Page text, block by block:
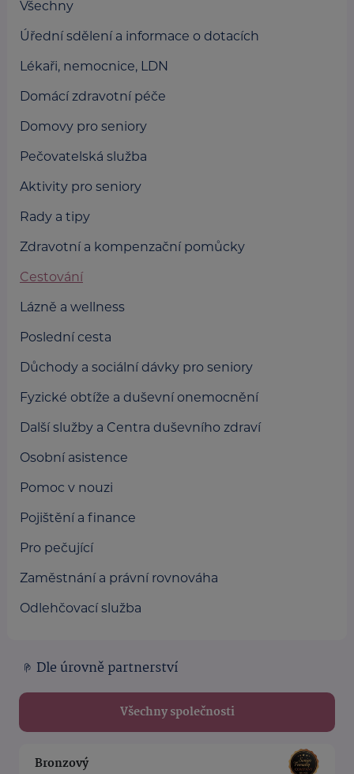
Všechny
Úřední sdělení a informace o dotacích
Lékaři, nemocnice, LDN
Domácí zdravotní péče
Domovy pro seniory
Pečovatelská služba
Aktivity pro seniory
Rady a tipy
Zdravotní a kompenzační pomůcky
Cestování
Lázně a wellness
Poslední cesta
Důchody a sociální dávky pro seniory
Fyzické obtíže a duševní onemocnění
Další služby a Centra duševního zdraví
Osobní asistence
Pomoc v nouzi
Pojištění a finance
Pro pečující
Zaměstnání a právní rovnováha
Odlehčovací služba
Dle úrovně partnerství
Všechny společnosti
Bronzový